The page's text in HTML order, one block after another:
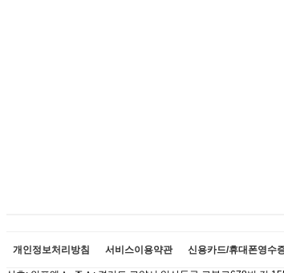
개인정보처리방침 서비스이용약관 신용카드/휴대폰영수